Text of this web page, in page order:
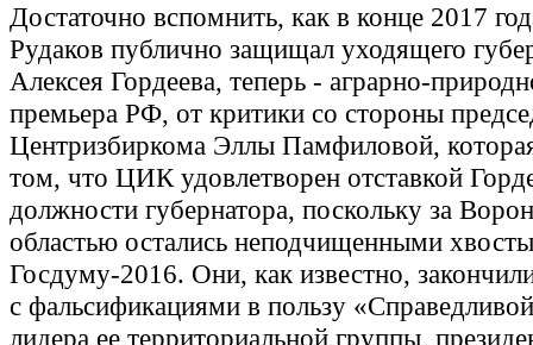
Достаточно вспомнить, как в конце 2017
Рудаков публично защищал уходящего
Алексея Гордеева, теперь - аграрно-
премьера РФ, от критики со стороны
Центризбиркома Эллы Памфиловой,
том, что ЦИК удовлетворен отставкой
должности губернатора, поскольку за
областью остались неподчищенными
Госдуму-2016. Они, как известно,
с фальсификациями в пользу
лидера ее территориальной группы,